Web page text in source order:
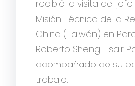
recibió la visita del
Misión Técnica de la
China (Taiwán) en
Roberto Sheng-Tsair
acompañado de su
trabajo.